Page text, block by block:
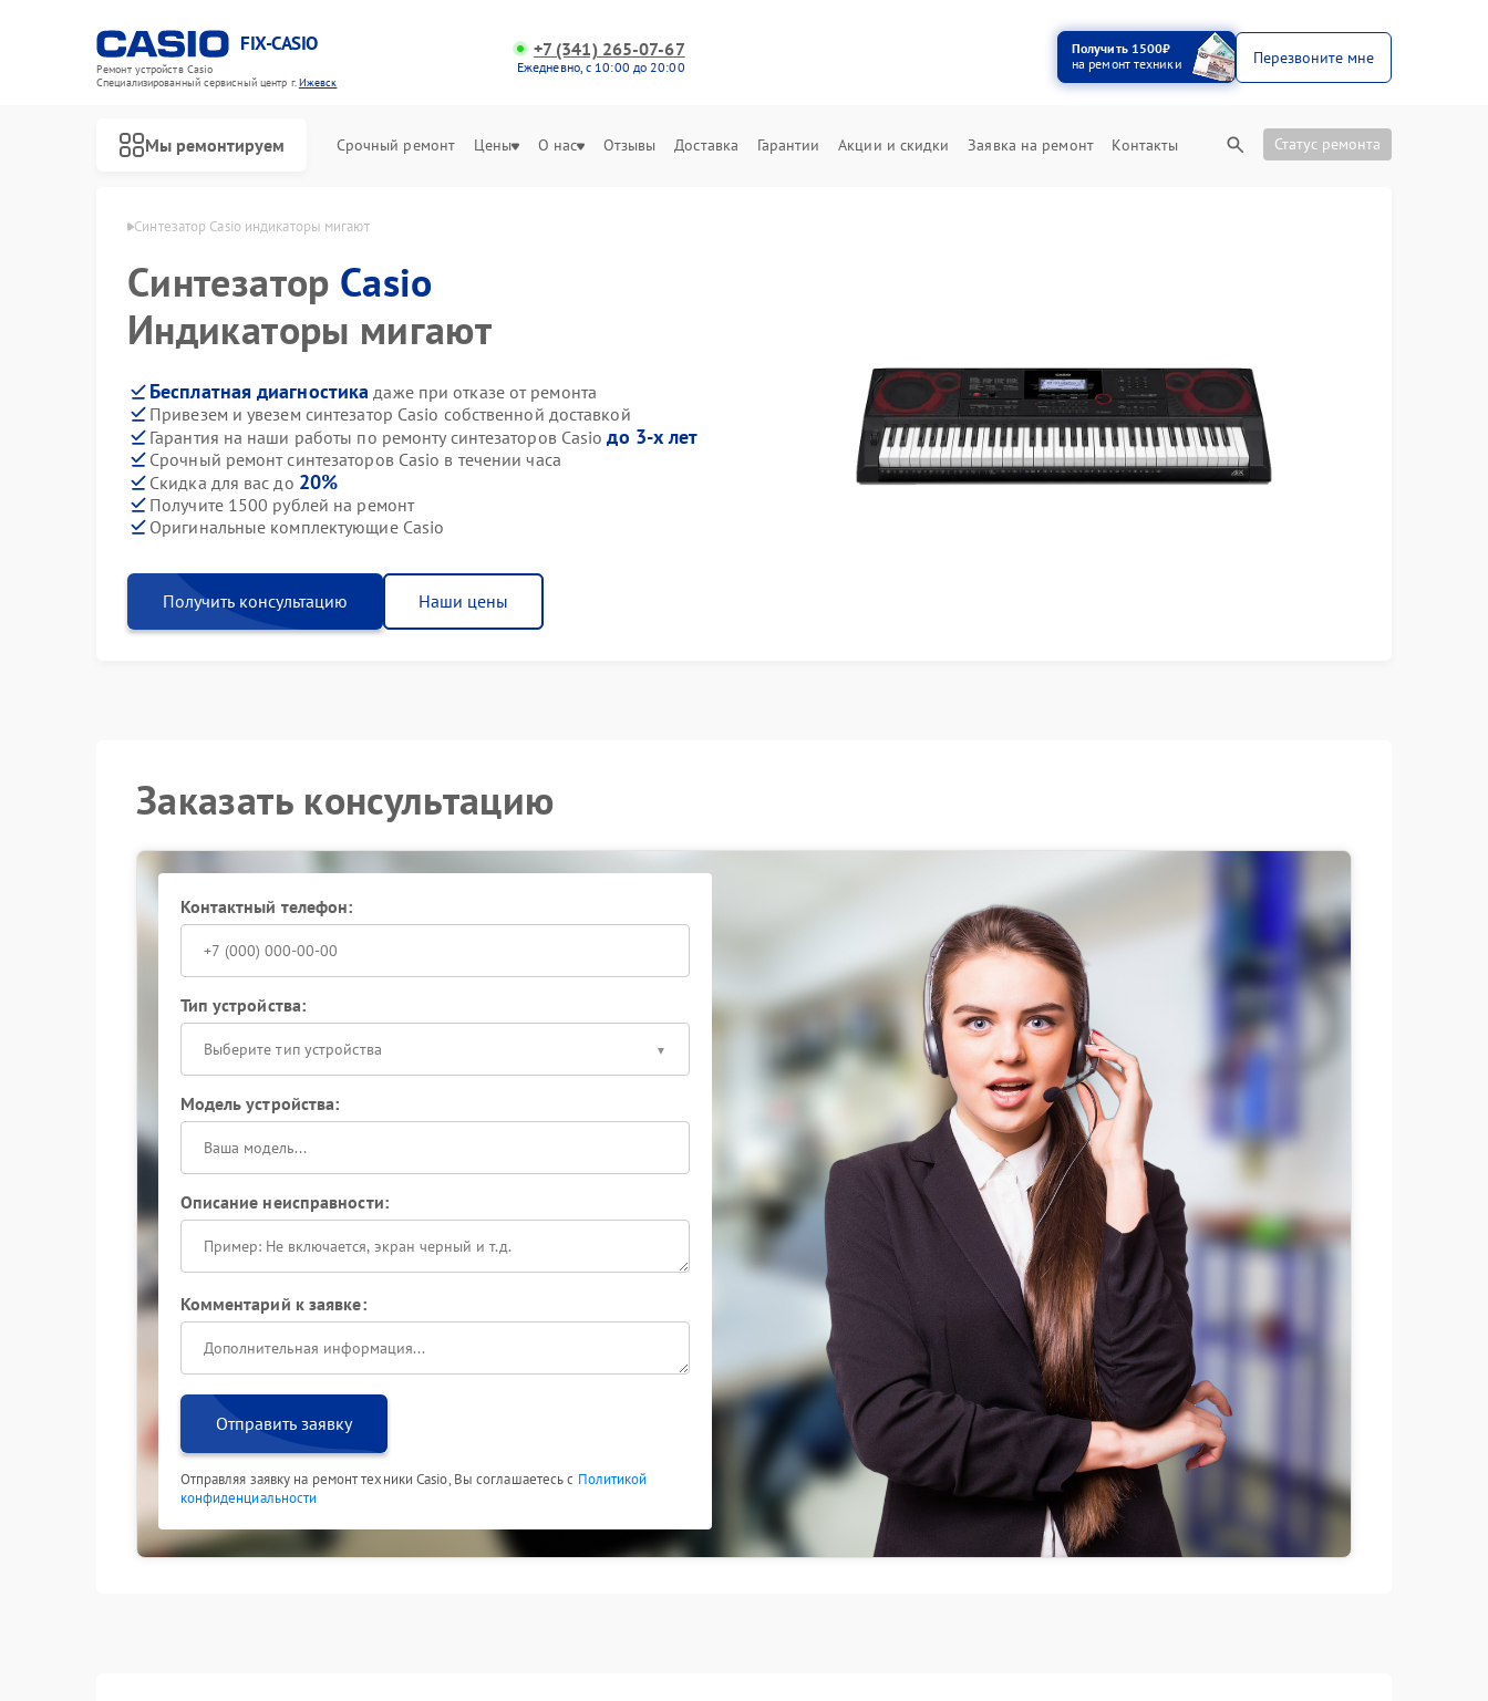
FIX-CASIO
Ремонт устройств Casio
Специализированный cервисный центр г.Ижевск
+7 (341) 265-07-67
Ежедневно, с 10:00 до 20:00
Получить 1500₽
на ремонт техники
Перезвоните мне
Мы ремонтируем Срочный ремонт Цены О нас Отзывы Доставка Гарантии Акции и скидки Заявка на ремонт Контакты Статус ремонта
Casio в Ижевске Синтезатор Casio индикаторы мигают
Синтезатор Casio
Индикаторы мигают
Бесплатная диагностика даже при отказе от ремонта
Привезем и увезем синтезатор Casio собственной доставкой
Гарантия на наши работы по ремонту синтезаторов Casioдо 3-х лет
Срочный ремонт синтезаторов Casio в течении часа
Скидка для вас до 20%
Получите 1500 рублей на ремонт
Оригинальные комплектующие Casio
Получить консультацию Наши цены
Заказать консультацию
Контактный телефон:
Тип устройства:
Выберите тип устройства
Модель устройства:
Описание неисправности:
Комментарий к заявке:
Отправить заявку
Отправляя заявку на ремонт техники Casio, Вы соглашаетесь с Политикой
конфиденциальности